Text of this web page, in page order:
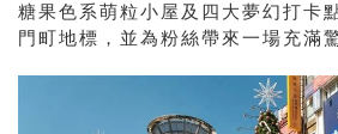
糖果色系萌粒小屋及四大夢幻打卡
門町地標，並為粉絲帶來一場充滿